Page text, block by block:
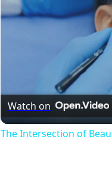
Watch on
The Intersection of